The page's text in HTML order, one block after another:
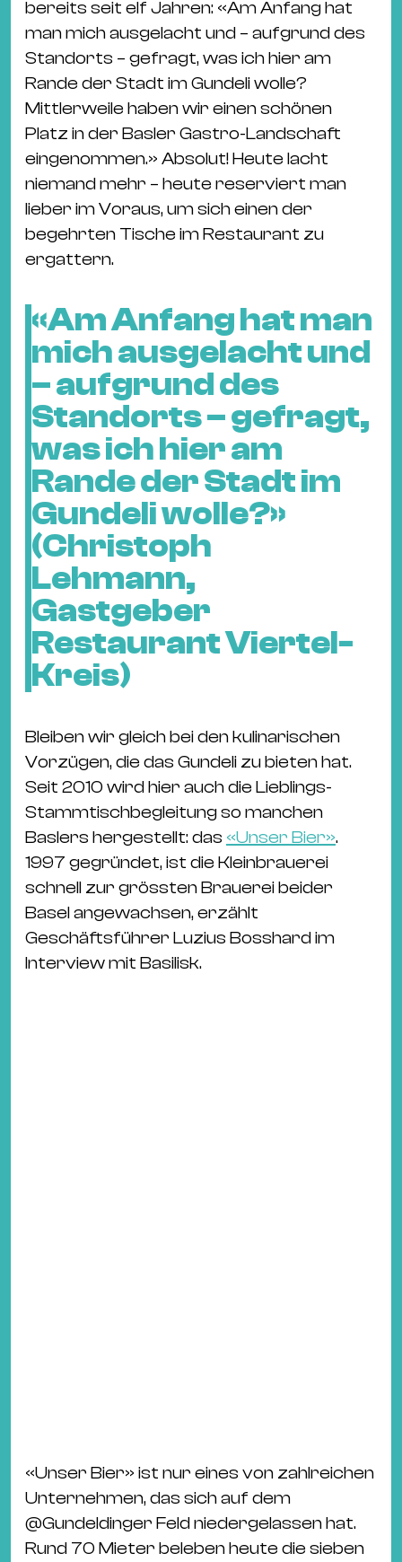
bereits seit elf Jahren: «Am Anfang hat
man mich ausgelacht und – aufgrund des
Standorts – gefragt, was ich hier am
Rande der Stadt im Gundeli wolle?
Mittlerweile haben wir einen schönen
Platz in der Basler Gastro-Landschaft
eingenommen.» Absolut! Heute lacht
niemand mehr – heute reserviert man
lieber im Voraus, um sich einen der
begehrten Tische im Restaurant zu
ergattern.
«Am Anfang hat man
mich ausgelacht und
– aufgrund des
Standorts – gefragt,
was ich hier am
Rande der Stadt im
Gundeli wolle?»
(Christoph
Lehmann,
Gastgeber
Restaurant Viertel-
Kreis)
Bleiben wir gleich bei den kulinarischen
Vorzügen, die das Gundeli zu bieten hat.
Seit 2010 wird hier auch die Lieblings-
Stammtischbegleitung so manchen
Baslers hergestellt: das «Unser Bier».
1997 gegründet, ist die Kleinbrauerei
schnell zur grössten Brauerei beider
Basel angewachsen, erzählt
Geschäftsführer Luzius Bosshard im
Interview mit Basilisk.
«Unser Bier» ist nur eines von zahlreichen
Unternehmen, das sich auf dem
@Gundeldinger Feldniedergelassen hat.
Rund 70 Mieter beleben heute die sieben